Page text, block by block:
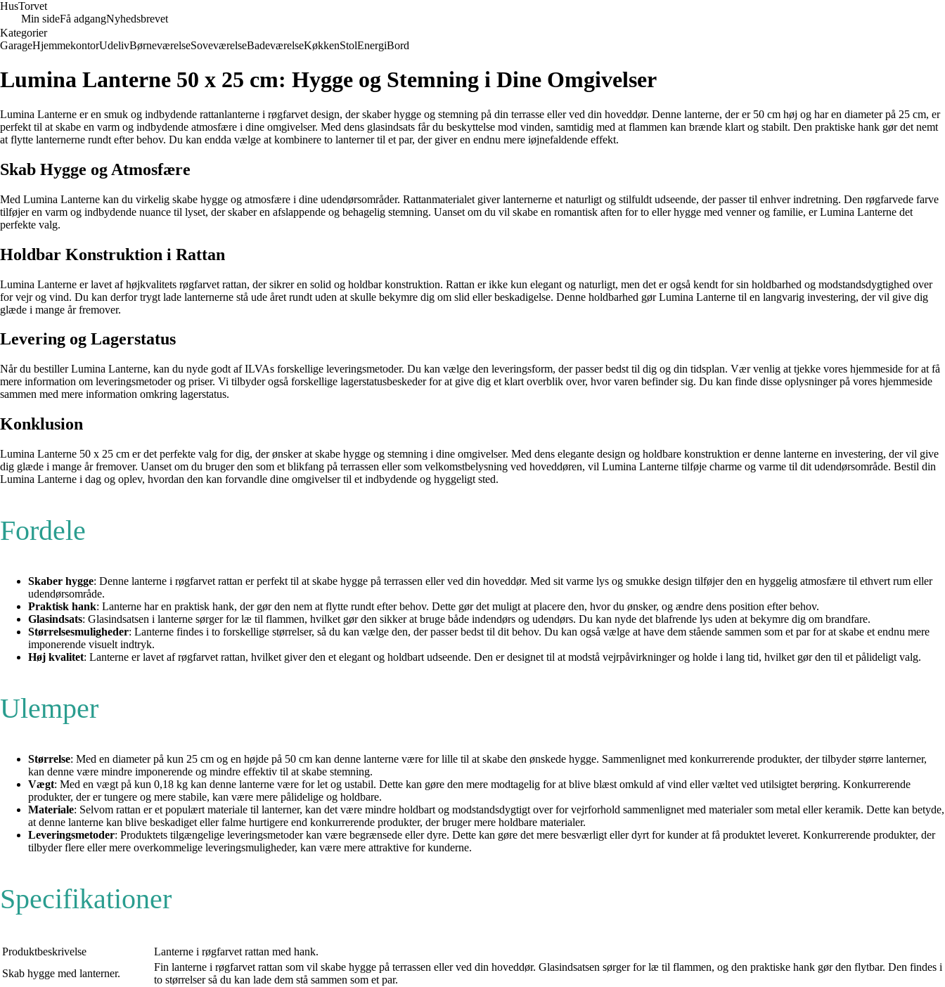
HusTorvet
Min sideFå adgangNyhedsbrevet
Kategorier
GarageHjemmekontorUdelivBørneværelseSoveværelseBadeværelseKøkkenStolEnergiBord
Lumina Lanterne 50 x 25 cm: Hygge og Stemning i Dine Omgivelser
Lumina Lanterne er en smuk og indbydende rattanlanterne i røgfarvet design, der skaber hygge og stemning på din terrasse eller ved din hoveddør. Denne lanterne, der er 50 cm høj og har en diameter på 25 cm, er
perfekt til at skabe en varm og indbydende atmosfære i dine omgivelser. Med dens glasindsats får du beskyttelse mod vinden, samtidig med at flammen kan brænde klart og stabilt. Den praktiske hank gør det nemt
at flytte lanternerne rundt efter behov. Du kan endda vælge at kombinere to lanterner til et par, der giver en endnu mere iøjnefaldende effekt.
Skab Hygge og Atmosfære
Med Lumina Lanterne kan du virkelig skabe hygge og atmosfære i dine udendørsområder. Rattanmaterialet giver lanternerne et naturligt og stilfuldt udseende, der passer til enhver indretning. Den røgfarvede farve
tilføjer en varm og indbydende nuance til lyset, der skaber en afslappende og behagelig stemning. Uanset om du vil skabe en romantisk aften for to eller hygge med venner og familie, er Lumina Lanterne det
perfekte valg.
Holdbar Konstruktion i Rattan
Lumina Lanterne er lavet af højkvalitets røgfarvet rattan, der sikrer en solid og holdbar konstruktion. Rattan er ikke kun elegant og naturligt, men det er også kendt for sin holdbarhed og modstandsdygtighed over
for vejr og vind. Du kan derfor trygt lade lanternerne stå ude året rundt uden at skulle bekymre dig om slid eller beskadigelse. Denne holdbarhed gør Lumina Lanterne til en langvarig investering, der vil give dig
glæde i mange år fremover.
Levering og Lagerstatus
Når du bestiller Lumina Lanterne, kan du nyde godt af ILVAs forskellige leveringsmetoder. Du kan vælge den leveringsform, der passer bedst til dig og din tidsplan. Vær venlig at tjekke vores hjemmeside for at få
mere information om leveringsmetoder og priser. Vi tilbyder også forskellige lagerstatusbeskeder for at give dig et klart overblik over, hvor varen befinder sig. Du kan finde disse oplysninger på vores hjemmeside
sammen med mere information omkring lagerstatus.
Konklusion
Lumina Lanterne 50 x 25 cm er det perfekte valg for dig, der ønsker at skabe hygge og stemning i dine omgivelser. Med dens elegante design og holdbare konstruktion er denne lanterne en investering, der vil give
dig glæde i mange år fremover. Uanset om du bruger den som et blikfang på terrassen eller som velkomstbelysning ved hoveddøren, vil Lumina Lanterne tilføje charme og varme til dit udendørsområde. Bestil din
Lumina Lanterne i dag og oplev, hvordan den kan forvandle dine omgivelser til et indbydende og hyggeligt sted.
Fordele
Skaber hygge: Denne lanterne i røgfarvet rattan er perfekt til at skabe hygge på terrassen eller ved din hoveddør. Med sit varme lys og smukke design tilføjer den en hyggelig atmosfære til ethvert rum eller
udendørsområde.
Praktisk hank: Lanterne har en praktisk hank, der gør den nem at flytte rundt efter behov. Dette gør det muligt at placere den, hvor du ønsker, og ændre dens position efter behov.
Glasindsats: Glasindsatsen i lanterne sørger for læ til flammen, hvilket gør den sikker at bruge både indendørs og udendørs. Du kan nyde det blafrende lys uden at bekymre dig om brandfare.
Størrelsesmuligheder: Lanterne findes i to forskellige størrelser, så du kan vælge den, der passer bedst til dit behov. Du kan også vælge at have dem stående sammen som et par for at skabe et endnu mere
imponerende visuelt indtryk.
Høj kvalitet: Lanterne er lavet af røgfarvet rattan, hvilket giver den et elegant og holdbart udseende. Den er designet til at modstå vejrpåvirkninger og holde i lang tid, hvilket gør den til et pålideligt valg.
Ulemper
Størrelse: Med en diameter på kun 25 cm og en højde på 50 cm kan denne lanterne være for lille til at skabe den ønskede hygge. Sammenlignet med konkurrerende produkter, der tilbyder større lanterner,
kan denne være mindre imponerende og mindre effektiv til at skabe stemning.
Vægt: Med en vægt på kun 0,18 kg kan denne lanterne være for let og ustabil. Dette kan gøre den mere modtagelig for at blive blæst omkuld af vind eller væltet ved utilsigtet berøring. Konkurrerende
produkter, der er tungere og mere stabile, kan være mere pålidelige og holdbare.
Materiale: Selvom rattan er et populært materiale til lanterner, kan det være mindre holdbart og modstandsdygtigt over for vejrforhold sammenlignet med materialer som metal eller keramik. Dette kan betyde,
at denne lanterne kan blive beskadiget eller falme hurtigere end konkurrerende produkter, der bruger mere holdbare materialer.
Leveringsmetoder: Produktets tilgængelige leveringsmetoder kan være begrænsede eller dyre. Dette kan gøre det mere besværligt eller dyrt for kunder at få produktet leveret. Konkurrerende produkter, der
tilbyder flere eller mere overkommelige leveringsmuligheder, kan være mere attraktive for kunderne.
Specifikationer
Produktbeskrivelse
Lanterne i røgfarvet rattan med hank.
Skab hygge med lanterner.
Fin lanterne i røgfarvet rattan som vil skabe hygge på terrassen eller ved din hoveddør. Glasindsatsen sørger for læ til flammen, og den praktiske hank gør den flytbar. Den findes i
to størrelser så du kan lade dem stå sammen som et par.